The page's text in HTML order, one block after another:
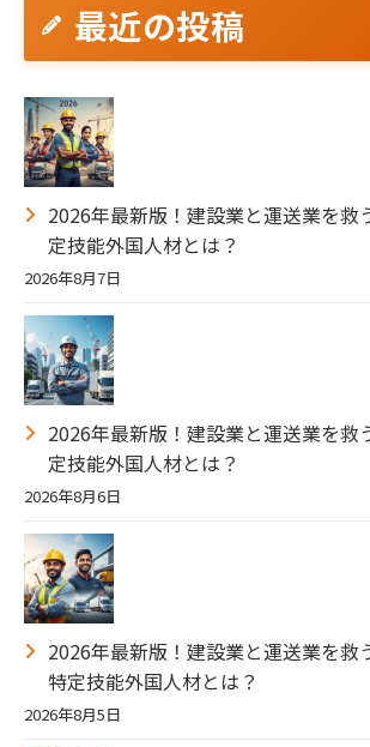
最近の投稿
2026年最新版！建設業と運送業を救
定技能外国人材とは？
2026年8月7日
2026年最新版！建設業と運送業を救
定技能外国人材とは？
2026年8月6日
2026年最新版！建設業と運送業を救
特定技能外国人材とは？
2026年8月5日